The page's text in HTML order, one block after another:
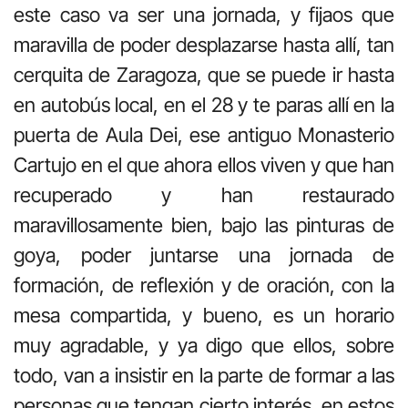
este caso va ser una jornada, y fijaos que
maravilla de poder desplazarse hasta allí, tan
cerquita de Zaragoza, que se puede ir hasta
en autobús local, en el 28 y te paras allí en la
puerta de Aula Dei, ese antiguo Monasterio
Cartujo en el que ahora ellos viven y que han
recuperado y han restaurado
maravillosamente bien, bajo las pinturas de
goya, poder juntarse una jornada de
formación, de reflexión y de oración, con la
mesa compartida, y bueno, es un horario
muy agradable, y ya digo que ellos, sobre
todo, van a insistir en la parte de formar a las